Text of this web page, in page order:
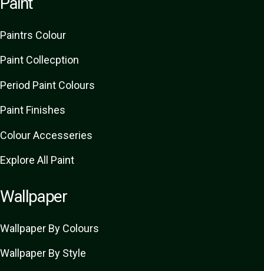
Paintrs Colour
Paint Collecption
Period Paint Colours
Paint Finishes
Colour Accesseries
Explore All Paint
Wallpaper
Wallpaper By Colours
Wallpaper By Style